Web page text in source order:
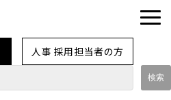
人事 採用担当者の方